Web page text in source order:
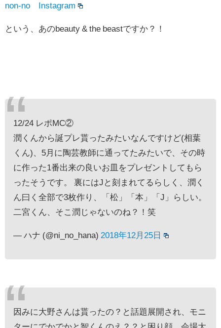
non-no Instagram
という、あのbeauty & the beastですか？！
12/24 レポMC②
潤くんから誕プレ貰ったみたいなんですけど(相葉
くん)、5月に陶芸教師に通ってたみたいで、その時
に作った1番出来の良いお皿をプレゼントしてもら
ったそうです。 裏にはJと刻まれてるらしく、潤く
ん曰く全部で3枚作り、「松」「本」「J」らしい。
二宮くん、そこ潤じゃないのね？！笑
— ハナ (@ni_no_hana) 2018年12月25日
因みに大野さんは貰ったの？と話題展開され、モニ
ターにでかでかと智くんのえ？？と困り顔、会場大